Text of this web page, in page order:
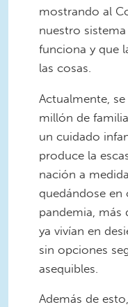
mostrando al
nuestro
funciona y que
las cosas.
Actualmente,
millón de
un cuidado
produce la
nación a
quedándose en
pandemia, más
ya vivían en
sin opciones
asequibles.
Además de